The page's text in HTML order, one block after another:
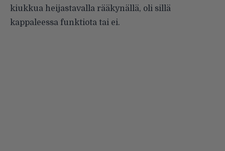
kiukkua heijastavalla rääkynällä, oli sillä
kappaleessa funktiota tai ei.